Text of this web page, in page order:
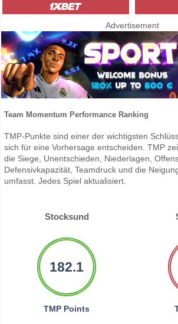
Advertisement
Team Momentum Performance Ranking
TMP-Punkte sind einer der wichtigsten
sich für eine Vorhersage entscheiden. TMP
die Siege, Unentschieden, Niederlagen,
Defensivkapazität, Teamdruck und die
umfasst. Jedes Spiel aktualisiert.
Stocksund
182.1
TMP Points